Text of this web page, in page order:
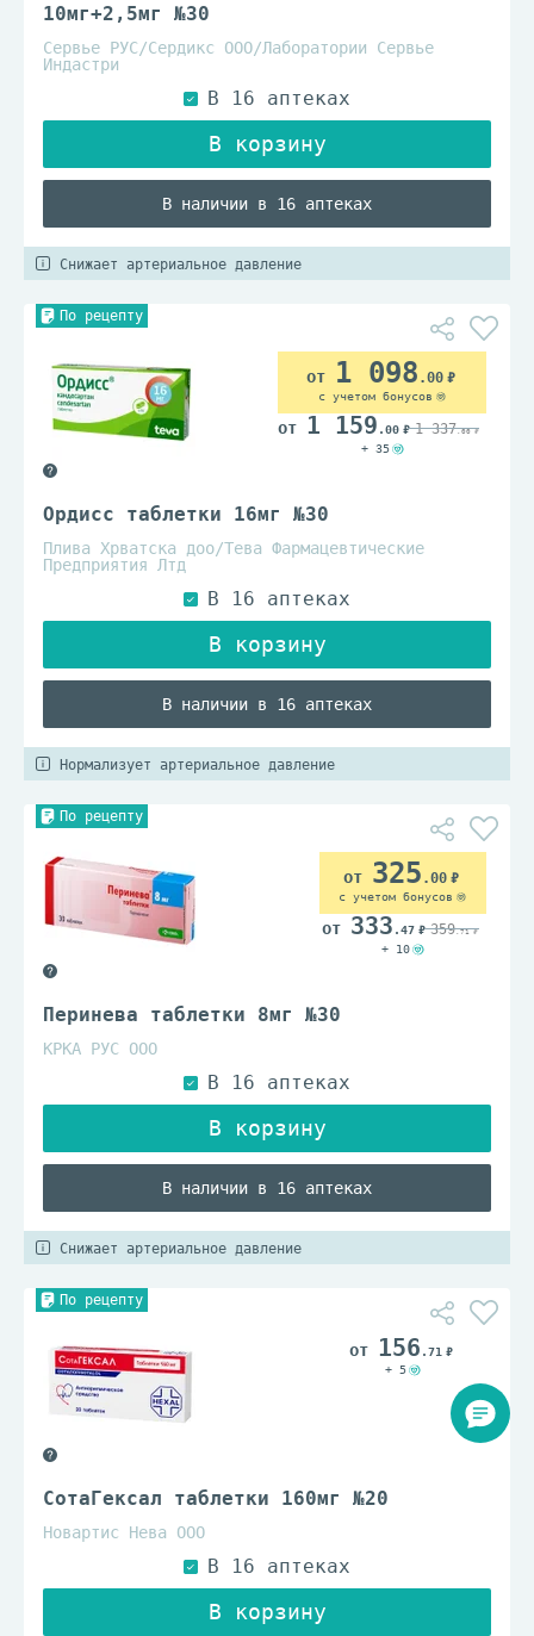
10мг+2,5мг №30
Сервье РУС/Сердикс ООО/Лаборатории Сервье
Индастри
В наличии в 16 аптеках
Снижает артериальное давление
По рецепту
Ордисс таблетки 16мг №30
Плива Хрватска доо/Тева Фармацевтические
Предприятия Лтд
В наличии в 16 аптеках
1 098 .00
с учетом бонусов
1 159 .00 1 337.00
+ 35
Нормализует артериальное давление
По рецепту
Перинева таблетки 8мг №30
КРКА РУС ООО
В наличии в 16 аптеках
325 .00
с учетом бонусов
333 .47 359.71
+ 10
Снижает артериальное давление
По рецепту
СотаГексал таблетки 160мг №20
Новартис Нева ООО
156 .71
+ 5